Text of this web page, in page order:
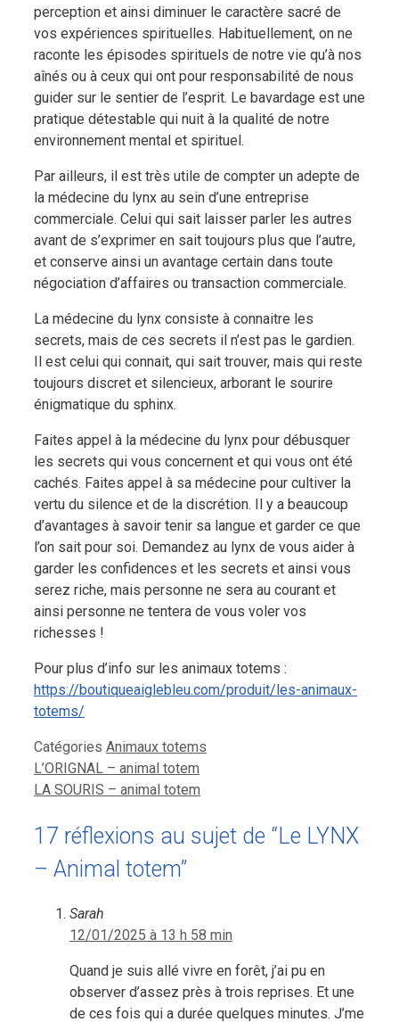
perception et ainsi diminuer le caractère sacré de
vos expériences spirituelles. Habituellement, on ne
raconte les épisodes spirituels de notre vie qu’à nos
aînés ou à ceux qui ont pour responsabilité de nous
guider sur le sentier de l’esprit. Le bavardage est une
pratique détestable qui nuit à la qualité de notre
environnement mental et spirituel.
Par ailleurs, il est très utile de compter un adepte de
la médecine du lynx au sein d’une entreprise
commerciale. Celui qui sait laisser parler les autres
avant de s’exprimer en sait toujours plus que l’autre,
et conserve ainsi un avantage certain dans toute
négociation d’affaires ou transaction commerciale.
La médecine du lynx consiste à connaitre les
secrets, mais de ces secrets il n’est pas le gardien.
Il est celui qui connait, qui sait trouver, mais qui reste
toujours discret et silencieux, arborant le sourire
énigmatique du sphinx.
Faites appel à la médecine du lynx pour débusquer
les secrets qui vous concernent et qui vous ont été
cachés. Faites appel à sa médecine pour cultiver la
vertu du silence et de la discrétion. Il y a beaucoup
d’avantages à savoir tenir sa langue et garder ce que
l’on sait pour soi. Demandez au lynx de vous aider à
garder les confidences et les secrets et ainsi vous
serez riche, mais personne ne sera au courant et
ainsi personne ne tentera de vous voler vos
richesses !
Pour plus d’info sur les animaux totems :
https://boutiqueaiglebleu.com/produit/les-animaux-
totems/
Catégories Animaux totems
L’ORIGNAL – animal totem
LA SOURIS – animal totem
17 réflexions au sujet de “Le LYNX
– Animal totem”
Sarah
12/01/2025 à 13 h 58 min
Quand je suis allé vivre en forêt, j’ai pu en
observer d’assez près à trois reprises. Et une
de ces fois qui a durée quelques minutes. J’me